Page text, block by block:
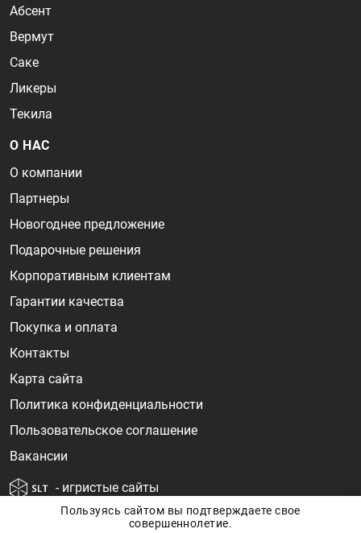
Абсент
Вермут
Саке
Ликеры
Текила
О НАС
О компании
Партнеры
Новогоднее предложение
Подарочные решения
Корпоративным клиентам
Гарантии качества
Покупка и оплата
Контакты
Карта сайта
Политика конфиденциальности
Пользовательское соглашение
Вакансии
- игристые сайты
Пользуясь сайтом вы подтверждаете свое
совершеннолетие.